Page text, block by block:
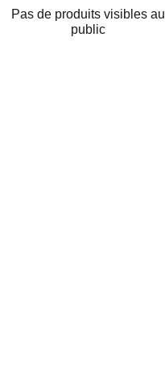
Pas de produits visibles au
public